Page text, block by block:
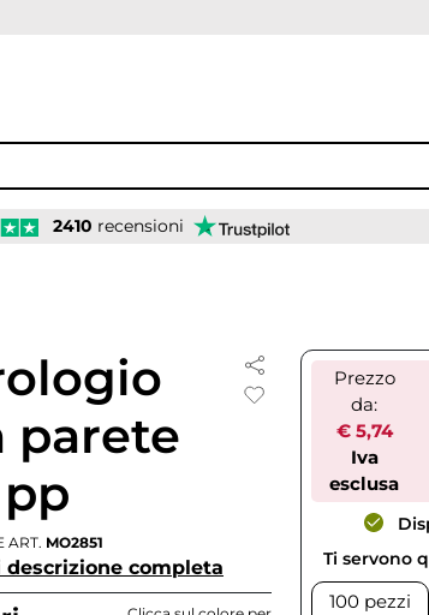
2410 recensioni
parete
ART. MO2851
descrizione completa
Prezzo
da:
€ 5,74
Iva
esclusa
Ti servono
100 pezzi